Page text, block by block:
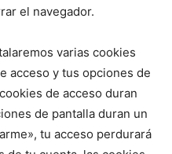
el navegador.
varias cookies
acceso y tus opciones de
de acceso duran
de pantalla duran un
tu acceso perdurará